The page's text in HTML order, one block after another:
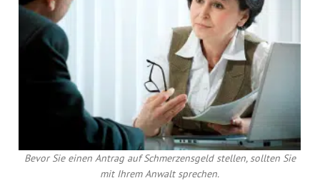
Bevor Sie einen Antrag auf Schmerzensgeld stellen, sollten Sie
mit Ihrem Anwalt sprechen.